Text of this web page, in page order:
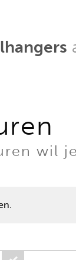
wil